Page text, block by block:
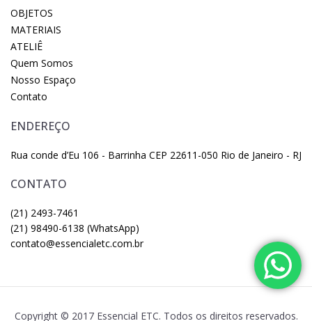
OBJETOS
MATERIAIS
ATELIÊ
Quem Somos
Nosso Espaço
Contato
ENDEREÇO
Rua conde d’Eu 106 - Barrinha CEP 22611-050 Rio de Janeiro - RJ
CONTATO
(21) 2493-7461
(21) 98490-6138 (WhatsApp)
contato@essencialetc.com.br
Copyright © 2017 Essencial ETC. Todos os direitos reservados.